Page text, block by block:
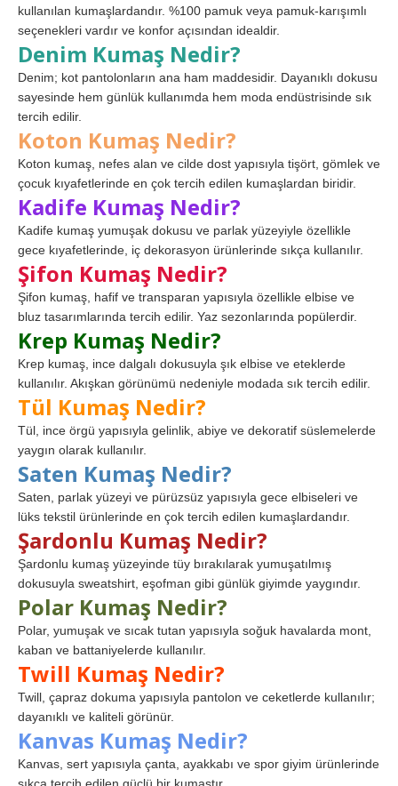
kullanılan kumaşlardandır. %100 pamuk veya pamuk-karışımlı
seçenekleri vardır ve konfor açısından idealdir.
Denim Kumaş Nedir?
Denim; kot pantolonların ana ham maddesidir. Dayanıklı dokusu
sayesinde hem günlük kullanımda hem moda endüstrisinde sık
tercih edilir.
Koton Kumaş Nedir?
Koton kumaş, nefes alan ve cilde dost yapısıyla tişört, gömlek ve
çocuk kıyafetlerinde en çok tercih edilen kumaşlardan biridir.
Kadife Kumaş Nedir?
Kadife kumaş yumuşak dokusu ve parlak yüzeyiyle özellikle
gece kıyafetlerinde, iç dekorasyon ürünlerinde sıkça kullanılır.
Şifon Kumaş Nedir?
Şifon kumaş, hafif ve transparan yapısıyla özellikle elbise ve
bluz tasarımlarında tercih edilir. Yaz sezonlarında popülerdir.
Krep Kumaş Nedir?
Krep kumaş, ince dalgalı dokusuyla şık elbise ve eteklerde
kullanılır. Akışkan görünümü nedeniyle modada sık tercih edilir.
Tül Kumaş Nedir?
Tül, ince örgü yapısıyla gelinlik, abiye ve dekoratif süslemelerde
yaygın olarak kullanılır.
Saten Kumaş Nedir?
Saten, parlak yüzeyi ve pürüzsüz yapısıyla gece elbiseleri ve
lüks tekstil ürünlerinde en çok tercih edilen kumaşlardandır.
Şardonlu Kumaş Nedir?
Şardonlu kumaş yüzeyinde tüy bırakılarak yumuşatılmış
dokusuyla sweatshirt, eşofman gibi günlük giyimde yaygındır.
Polar Kumaş Nedir?
Polar, yumuşak ve sıcak tutan yapısıyla soğuk havalarda mont,
kaban ve battaniyelerde kullanılır.
Twill Kumaş Nedir?
Twill, çapraz dokuma yapısıyla pantolon ve ceketlerde kullanılır;
dayanıklı ve kaliteli görünür.
Kanvas Kumaş Nedir?
Kanvas, sert yapısıyla çanta, ayakkabı ve spor giyim ürünlerinde